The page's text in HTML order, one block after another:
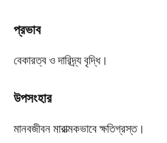
প্রভাব
বেকারত্ব ও দারিদ্র্য বৃদ্ধি।
উপসংহার
মানবজীবন মারাত্মকভাবে ক্ষতিগ্রস্ত।